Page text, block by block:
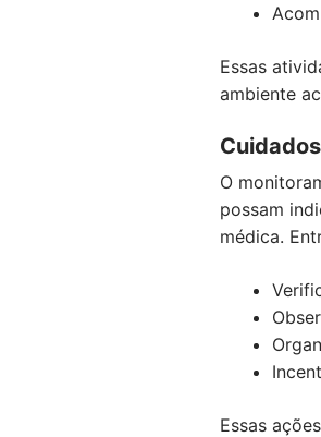
Essas
ambiente
O
possam
médica.
Essas